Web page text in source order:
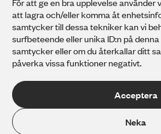
För att ge en bra upplevelse
att lagra och/eller komma åt
samtycker till dessa tekniker kan vi
surfbeteende eller unika ID:n på
samtycker eller om du återkallar ditt
påverka vissa funktioner negativt.
Acceptera
Neka
Stadsmissionens
Arbeta hos
Stadsmissionens Skolstiftelse är en